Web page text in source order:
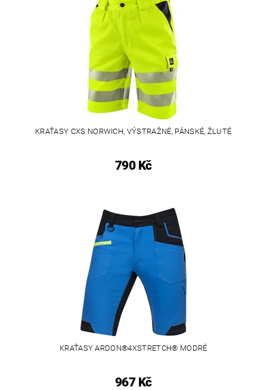
KRAŤASY CXS NORWICH, VÝSTRAŽNÉ, PÁNSKÉ, ŽLUTÉ
790 Kč
KRAŤASY ARDON®4XSTRETCH® MODRÉ
967 Kč